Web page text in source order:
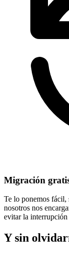
Migración
Te lo ponemos fácil,
nosotros nos
evitar la
Y sin